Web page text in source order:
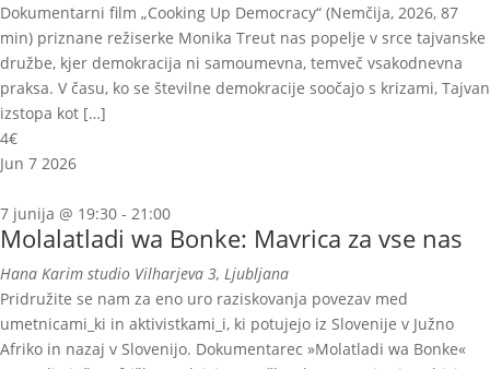
Dokumentarni film „Cooking Up Democracy“ (Nemčija, 2026, 87
min) priznane režiserke Monika Treut nas popelje v srce tajvanske
družbe, kjer demokracija ni samoumevna, temveč vsakodnevna
praksa. V času, ko se številne demokracije soočajo s krizami, Tajvan
izstopa kot […]
4€
Jun 7 2026
7 junija @ 19:30 - 21:00
Molalatladi wa Bonke: Mavrica za vse nas
Hana Karim studio Vilharjeva 3, Ljubljana
Pridružite se nam za eno uro raziskovanja povezav med
umetnicami_ki in aktivistkami_i, ki potujejo iz Slovenije v Južno
Afriko in nazaj v Slovenijo. Dokumentarec »Molatladi wa Bonke«